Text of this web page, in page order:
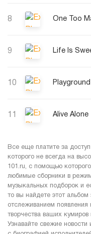
8 One Too
9 Life Is
10
11 Alive Alone
Все еще платите за
которого не всегда на
101.ru, с помощью
любимые сборники в
музыкальных подборок и
то вы найдете этот
отслеживанием появления
творчества ваших
Узнавайте свежие новости